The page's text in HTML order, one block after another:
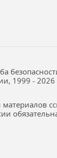
1999 - 2026